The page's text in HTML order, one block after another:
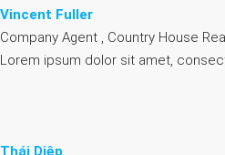
Vincent Fuller
Company Agent , Country House
Lorem ipsum dolor sit amet,
Thái Diệp